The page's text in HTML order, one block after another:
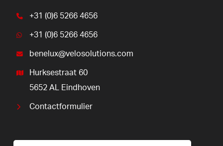
+31 (0)6 5266 4656
+31 (0)6 5266 4656
benelux@velosolutions.com
Hurksestraat 60
5652 AL Eindhoven
Contactformulier